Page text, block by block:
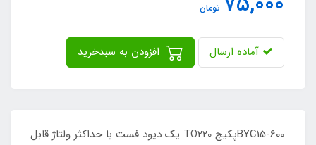
تومان
آماده ارسال
BYC15-600پکیج TO220 یک دیود فست با حداکثر ولتاژ قابل